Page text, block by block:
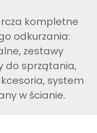
kompletne
odkurzania:
zestawy
do sprzątania,
system
w ścianie.